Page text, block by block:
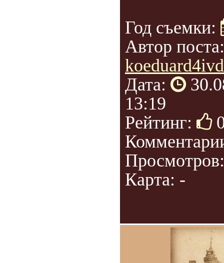
Год съемки:
Автор
Дата:
13:19
Рейтинг:
Карта: -